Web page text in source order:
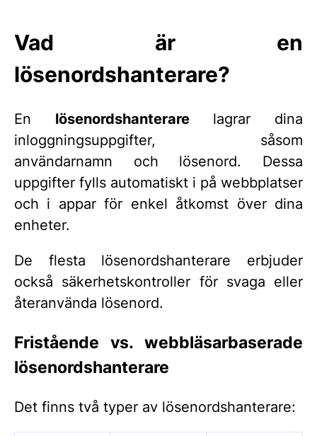
Vad är en
lösenordshanterare?
En lösenordshanterarelagrar dina
inloggningsuppgifter, såsom
användarnamn och lösenord. Dessa
uppgifter fylls automatiskt i på webbplatser
och i appar för enkel åtkomst över dina
enheter.
De flesta lösenordshanterare erbjuder
också säkerhetskontroller för svaga eller
återanvända lösenord.
Fristående vs. webbläsarbaserade
lösenordshanterare
Det finns två typer av lösenordshanterare: